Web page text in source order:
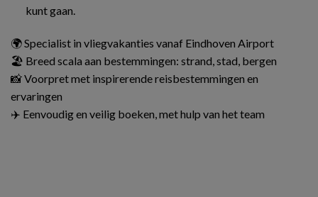
kunt gaan.
🌍 Specialist in vliegvakanties vanaf Eindhoven Airport
🏖️ Breed scala aan bestemmingen: strand, stad, bergen
📸 Voorpret met inspirerende reisbestemmingen en
ervaringen
✈️ Eenvoudig en veilig boeken, met hulp van het team